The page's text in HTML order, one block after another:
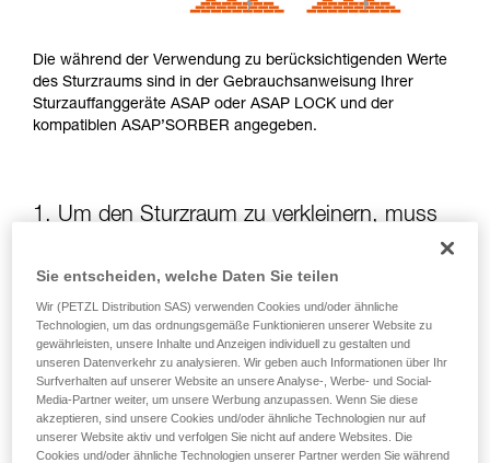
Die während der Verwendung zu berücksichtigenden Werte
des Sturzraums sind in der Gebrauchsanweisung Ihrer
Sturzauffanggeräte ASAP oder ASAP LOCK und der
kompatiblen ASAP’SORBER angegeben.
1. Um den Sturzraum zu verkleinern, muss
Die Position des ASAP oder des ASAP LOCK in Bezug auf
die anwendende Person beeinflusst die Sturzhöhe und somit
die Aufreißlänge des Falldämpfers: Beide Elemente
vergrößern den Sturzraum.
Halten Sie das ASAP oder ASAP LOCK soweit wie möglich
oberhalb des Befestigungspunkts Ihres Gurts
Sie entscheiden, welche Daten Sie teilen
Wir (PETZL Distribution SAS) verwenden Cookies und/oder ähnliche
Technologien, um das ordnungsgemäße Funktionieren unserer Website zu
gewährleisten, unsere Inhalte und Anzeigen individuell zu gestalten und
unseren Datenverkehr zu analysieren. Wir geben auch Informationen über Ihr
Surfverhalten auf unserer Website an unsere Analyse-, Werbe- und Social-
Media-Partner weiter, um unsere Werbung anzupassen. Wenn Sie diese
akzeptieren, sind unsere Cookies und/oder ähnliche Technologien nur auf
unserer Website aktiv und verfolgen Sie nicht auf andere Websites. Die
Cookies und/oder ähnliche Technologien unserer Partner werden Sie während